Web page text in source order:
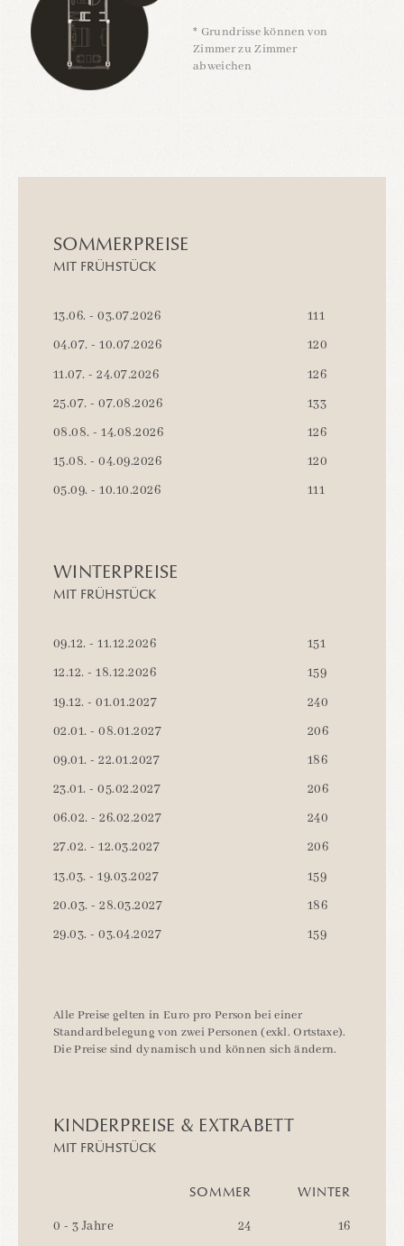
* Grundrisse können von
Zimmer zu Zimmer
abweichen
SOMMERPREISE
MIT FRÜHSTÜCK
13.06. - 03.07.2026
111
04.07. - 10.07.2026
120
11.07. - 24.07.2026
126
25.07. - 07.08.2026
133
08.08. - 14.08.2026
126
15.08. - 04.09.2026
120
05.09. - 10.10.2026
111
WINTERPREISE
MIT FRÜHSTÜCK
09.12. - 11.12.2026
151
12.12. - 18.12.2026
159
19.12. - 01.01.2027
240
02.01. - 08.01.2027
206
09.01. - 22.01.2027
186
23.01. - 05.02.2027
206
06.02. - 26.02.2027
240
27.02. - 12.03.2027
206
13.03. - 19.03.2027
159
20.03. - 28.03.2027
186
29.03. - 03.04.2027
159
Alle Preise gelten in Euro pro Person bei einer
Standardbelegung von zwei Personen (exkl. Ortstaxe).
Die Preise sind dynamisch und können sich ändern.
KINDERPREISE & EXTRABETT
MIT FRÜHSTÜCK
SOMMER WINTER
0 - 3 Jahre 24
16